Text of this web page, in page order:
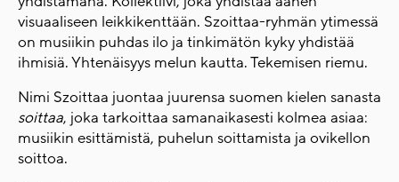
visuaaliseen leikkikenttään. Szoittaa-ryhmän ytimessä
on musiikin puhdas ilo ja tinkimätön kyky yhdistää
ihmisiä. Yhtenäisyys melun kautta. Tekemisen riemu.
Nimi Szoittaa juontaa juurensa suomen kielen sanasta
soittaa, joka tarkoittaa samanaikasesti kolmea asiaa:
musiikin esittämistä, puhelun soittamista ja ovikellon
soittoa.